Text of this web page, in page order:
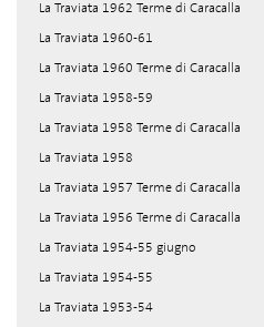
La Traviata 1962 Terme di Caracalla
La Traviata 1960-61
La Traviata 1960 Terme di Caracalla
La Traviata 1958-59
La Traviata 1958 Terme di Caracalla
La Traviata 1958
La Traviata 1957 Terme di Caracalla
La Traviata 1956 Terme di Caracalla
La Traviata 1954-55 giugno
La Traviata 1954-55
La Traviata 1953-54